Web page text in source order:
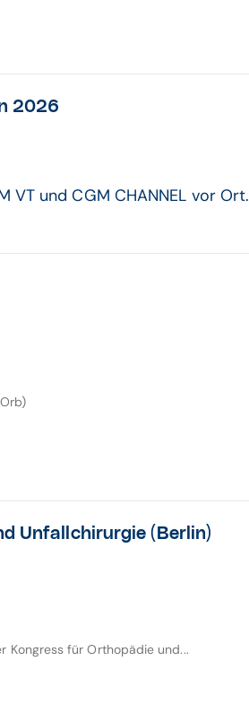
2026
VT und CGM CHANNEL vor Ort.
Unfallchirurgie (Berlin)
Kongress für Orthopädie und...